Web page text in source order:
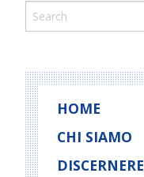
raccolta
fondi
ricostruire
la
chiesa
missione
HOME
CHI SIAMO
DISCERNERE